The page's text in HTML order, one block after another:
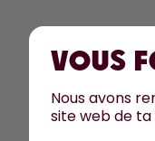
Tous les
Vous
Nous avons
site web de ta